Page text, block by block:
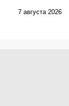
7 августа 2026